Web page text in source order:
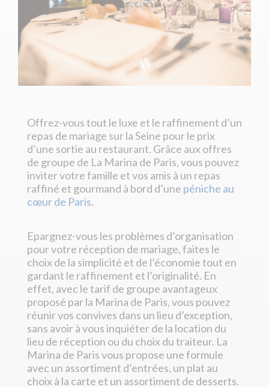
Offrez-vous tout le luxe et le raffinement d’un
repas de mariage sur la Seine pour le prix
d’une sortie au restaurant. Grâce aux offres
de groupe de La Marina de Paris, vous pouvez
inviter votre famille et vos amis à un repas
raffiné et gourmand à bord d’une péniche au
cœur de Paris.
Epargnez-vous les problèmes d’organisation
pour votre réception de mariage, faites le
choix de la simplicité et de l’économie tout en
gardant le raffinement et l’originalité. En
effet, avec le tarif de groupe avantageux
proposé par la Marina de Paris, vous pouvez
réunir vos convives dans un lieu d’exception,
sans avoir à vous inquiéter de la location du
lieu de réception ou du choix du traiteur. La
Marina de Paris vous propose une formule
avec un assortiment d’entrées, un plat au
choix à la carte et un assortiment de desserts.